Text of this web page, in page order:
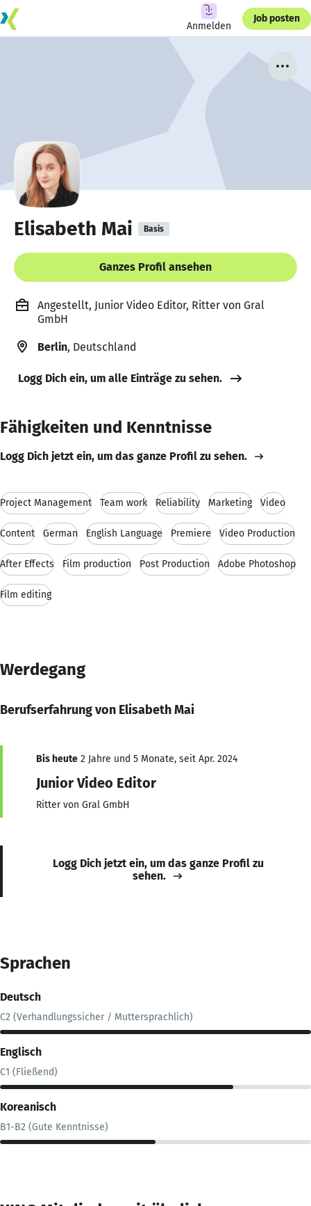
Anmelden
Job posten
Elisabeth Mai Basis
Ganzes Profil ansehen
Angestellt, Junior Video Editor, Ritter von Gral
GmbH
Berlin, Deutschland
Logg Dich ein, um alle Einträge zu sehen.
Fähigkeiten und Kenntnisse
Logg Dich jetzt ein, um das ganze Profil zu sehen.
Project Management Team work Reliability Marketing Video
Content German English Language Premiere Video Production
After Effects Film production Post Production Adobe Photoshop
Film editing
Werdegang
Berufserfahrung von Elisabeth Mai
Bis heute 2 Jahre und 5 Monate, seit Apr. 2024
Junior Video Editor
Ritter von Gral GmbH
Logg Dich jetzt ein, um das ganze Profil zu
sehen.
Sprachen
Deutsch
C2 (Verhandlungssicher / Muttersprachlich)
Englisch
C1 (Fließend)
Koreanisch
B1-B2 (Gute Kenntnisse)